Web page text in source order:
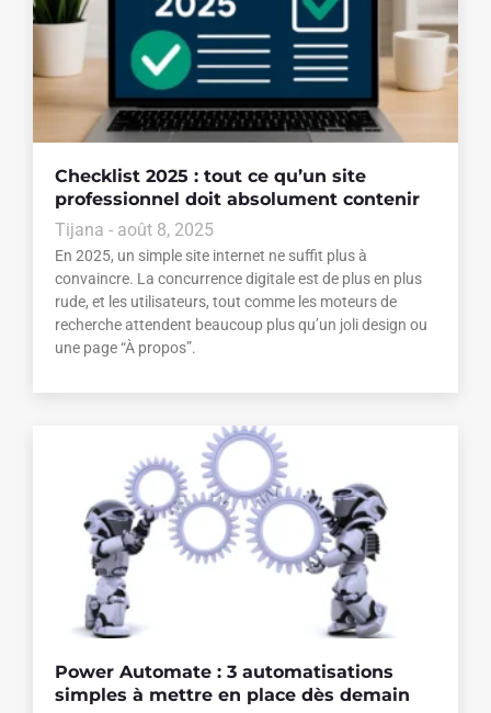
Checklist 2025 : tout ce qu’un site
professionnel doit absolument contenir
Tijana
août 8, 2025
En 2025, un simple site internet ne suffit plus à
convaincre. La concurrence digitale est de plus en plus
rude, et les utilisateurs, tout comme les moteurs de
recherche attendent beaucoup plus qu’un joli design ou
une page “À propos”.
Power Automate : 3 automatisations
simples à mettre en place dès demain